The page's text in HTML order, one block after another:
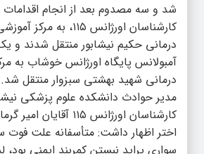
شد و سه مصدوم بعد از انجام
کارشناسان اورژانس ۱۱۵،
درمانی حکیم نیشابور منتقل شدند و
آمبولانس پایگاه اورژانس خوشاب به
درمانی شهید بهشتی سبزوار منتقل شد.
مدیر حوادث دانشکده علوم پزشکی
کارشناسان اورژانس ۱۱۵
اختر اظهار داشت: متأسفانه علت
سواری پراید نبستن کمربند ایمنی بود،